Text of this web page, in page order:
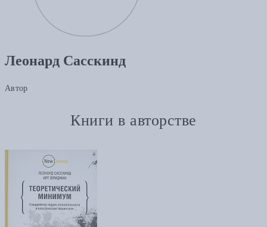
Леонард Сасскинд
Автор
Книги в авторстве